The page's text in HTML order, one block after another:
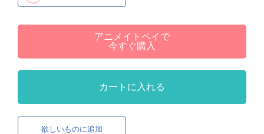
アニメイトペイで
今すぐ購入
カートに入れる
欲しいものに追加